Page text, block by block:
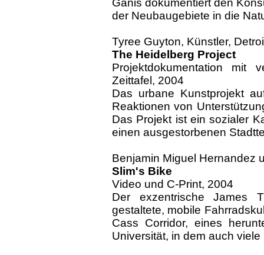
Ganis dokumentiert den
der Neubaugebiete in die
Tyree Guyton, Künstler,
The Heidelberg Project
Projektdokumentation mit
Zeittafel, 2004
Das urbane Kunstprojekt
Reaktionen von
Das Projekt ist ein sozialer
einen ausgestorbenen
Benjamin Miguel Hernandez
Slim's Bike
Video und C-Print, 2004
Der exzentrische James
gestaltete, mobile
Cass Corridor, eines
Universität, in dem auch